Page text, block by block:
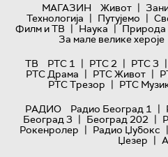
МАГАЗИН
Живот |
Технологијa | Путујемо |
Филм и ТВ | Наука | Природа
За мале велике хероје
ТВ
РТС 1 | РТС 2 | РТС 3 |
РТС Драма | РТС Живот |
РТС Трезор | РТС
РАДИО
Радио Београд 1 |
Београд 3 | Београд 202 |
Рокенролер | Радио Џубокс |
Џезер |